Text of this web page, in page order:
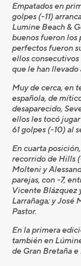
Empatados en
golpes (-11)
Lumine Beach &
buenos fueron los
perfectos fueron
ellos consecutivos
que le han llevado
Muy de cerca, en
española, de
desaparecido,
ellos les tocó
61 golpes (-10) al
En cuarta
recorrido de Hills
Molteni y
parejas, con -7,
Vicente Blázquez
Larrañaga; y José
Pastor.
En la primera
también en
de Gran Bretaña